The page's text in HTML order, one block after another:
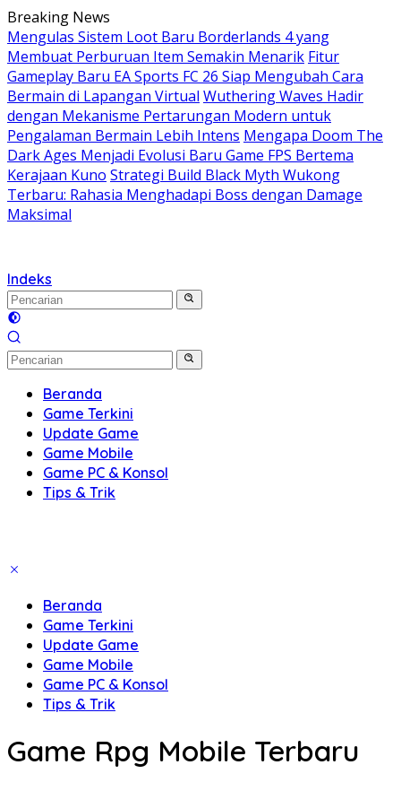
Langsung
ke
konten
Breaking News
Mengulas Sistem Loot Baru Borderlands 4 yang
Membuat Perburuan Item Semakin Menarik Fitur
Gameplay Baru EA Sports FC 26 Siap Mengubah Cara
Bermain di Lapangan Virtual Wuthering Waves Hadir
dengan Mekanisme Pertarungan Modern untuk
Pengalaman Bermain Lebih Intens Mengapa Doom The
Dark Ages Menjadi Evolusi Baru Game FPS Bertema
Kerajaan Kuno Strategi Build Black Myth Wukong
Terbaru: Rahasia Menghadapi Boss dengan Damage
Maksimal
Indeks
Beranda
Game Terkini
Update Game
Game Mobile
Game PC & Konsol
Tips & Trik
Beranda
Game Terkini
Update Game
Game Mobile
Game PC & Konsol
Tips & Trik
Game Rpg Mobile Terbaru